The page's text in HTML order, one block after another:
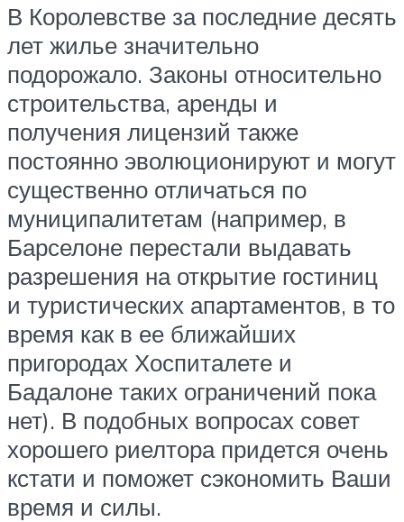
В Королевстве за последние десять
лет жилье значительно
подорожало. Законы относительно
строительства, аренды и
получения лицензий также
постоянно эволюционируют и могут
существенно отличаться по
муниципалитетам (например, в
Барселоне перестали выдавать
разрешения на открытие гостиниц
и туристических апартаментов, в то
время как в ее ближайших
пригородах Хоспиталете и
Бадалоне таких ограничений пока
нет). В подобных вопросах совет
хорошего риелтора придется очень
кстати и поможет сэкономить Ваши
время и силы.